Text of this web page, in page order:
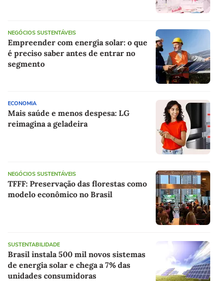
NEGÓCIOS SUSTENTÁVEIS
Empreender com energia solar: o que
é preciso saber antes de entrar no
segmento
ECONOMIA
Mais saúde e menos despesa: LG
reimagina a geladeira
NEGÓCIOS SUSTENTÁVEIS
TFFF: Preservação das florestas como
modelo econômico no Brasil
SUSTENTABILIDADE
Brasil instala 500 mil novos sistemas
de energia solar e chega a 7% das
unidades consumidoras